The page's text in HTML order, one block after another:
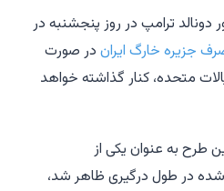
ترامپ در روز پنجشنبه در
جزیره خارگ ایران در صورت
متحده، کنار گذاشته خواهد
طرح به عنوان یکی از
در طول درگیری ظاهر شد،